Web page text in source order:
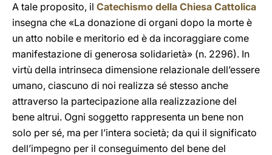
A tale proposito, il Catechismo della Chiesa Cattolica
insegna che «La donazione di organi dopo la morte è
un atto nobile e meritorio ed è da incoraggiare come
manifestazione di generosa solidarietà» (n. 2296). In
virtù della intrinseca dimensione relazionale dell’essere
umano, ciascuno di noi realizza sé stesso anche
attraverso la partecipazione alla realizzazione del
bene altrui. Ogni soggetto rappresenta un bene non
solo per sé, ma per l’intera società; da qui il significato
dell’impegno per il conseguimento del bene del